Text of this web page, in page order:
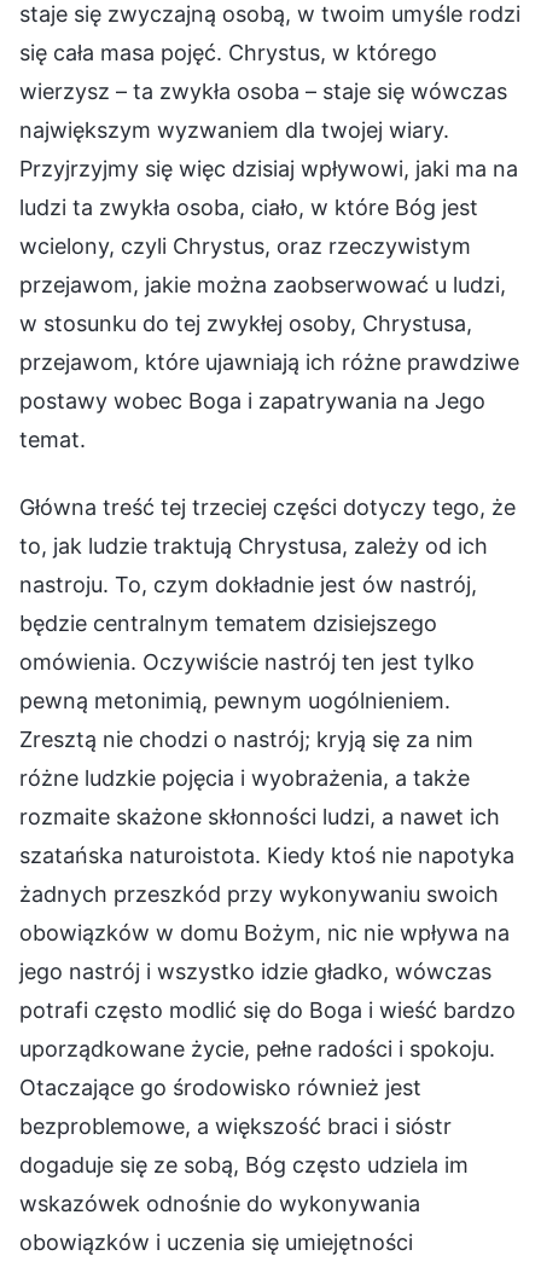
staje się zwyczajną osobą, w twoim umyśle rodzi
się cała masa pojęć. Chrystus, w którego
wierzysz – ta zwykła osoba – staje się wówczas
największym wyzwaniem dla twojej wiary.
Przyjrzyjmy się więc dzisiaj wpływowi, jaki ma na
ludzi ta zwykła osoba, ciało, w które Bóg jest
wcielony, czyli Chrystus, oraz rzeczywistym
przejawom, jakie można zaobserwować u ludzi,
w stosunku do tej zwykłej osoby, Chrystusa,
przejawom, które ujawniają ich różne prawdziwe
postawy wobec Boga i zapatrywania na Jego
temat.
Główna treść tej trzeciej części dotyczy tego, że
to, jak ludzie traktują Chrystusa, zależy od ich
nastroju. To, czym dokładnie jest ów nastrój,
będzie centralnym tematem dzisiejszego
omówienia. Oczywiście nastrój ten jest tylko
pewną metonimią, pewnym uogólnieniem.
Zresztą nie chodzi o nastrój; kryją się za nim
różne ludzkie pojęcia i wyobrażenia, a także
rozmaite skażone skłonności ludzi, a nawet ich
szatańska naturoistota. Kiedy ktoś nie napotyka
żadnych przeszkód przy wykonywaniu swoich
obowiązków w domu Bożym, nic nie wpływa na
jego nastrój i wszystko idzie gładko, wówczas
potrafi często modlić się do Boga i wieść bardzo
uporządkowane życie, pełne radości i spokoju.
Otaczające go środowisko również jest
bezproblemowe, a większość braci i sióstr
dogaduje się ze sobą, Bóg często udziela im
wskazówek odnośnie do wykonywania
obowiązków i uczenia się umiejętności